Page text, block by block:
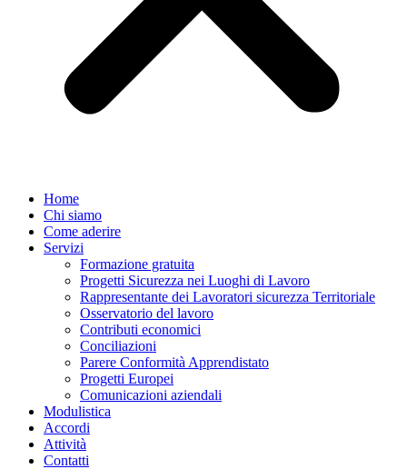
Home
Chi siamo
Come aderire
Servizi
Formazione gratuita
Progetti Sicurezza nei Luoghi di Lavoro
Rappresentante dei Lavoratori sicurezza Territoriale
Osservatorio del lavoro
Contributi economici
Conciliazioni
Parere Conformità Apprendistato
Progetti Europei
Comunicazioni aziendali
Modulistica
Accordi
Attività
Contatti